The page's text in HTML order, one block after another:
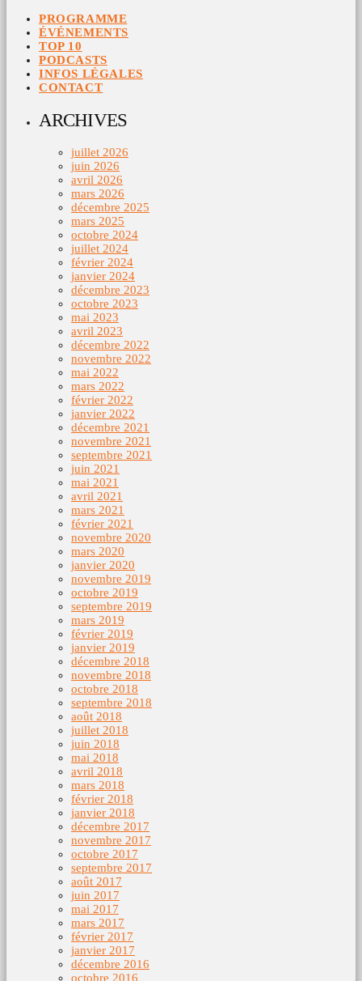
PROGRAMME
ÉVÉNEMENTS
TOP 10
PODCASTS
INFOS LÉGALES
CONTACT
ARCHIVES
juillet 2026
juin 2026
avril 2026
mars 2026
décembre 2025
mars 2025
octobre 2024
juillet 2024
février 2024
janvier 2024
décembre 2023
octobre 2023
mai 2023
avril 2023
décembre 2022
novembre 2022
mai 2022
mars 2022
février 2022
janvier 2022
décembre 2021
novembre 2021
septembre 2021
juin 2021
mai 2021
avril 2021
mars 2021
février 2021
novembre 2020
mars 2020
janvier 2020
novembre 2019
octobre 2019
septembre 2019
mars 2019
février 2019
janvier 2019
décembre 2018
novembre 2018
octobre 2018
septembre 2018
août 2018
juillet 2018
juin 2018
mai 2018
avril 2018
mars 2018
février 2018
janvier 2018
décembre 2017
novembre 2017
octobre 2017
septembre 2017
août 2017
juin 2017
mai 2017
mars 2017
février 2017
janvier 2017
décembre 2016
octobre 2016